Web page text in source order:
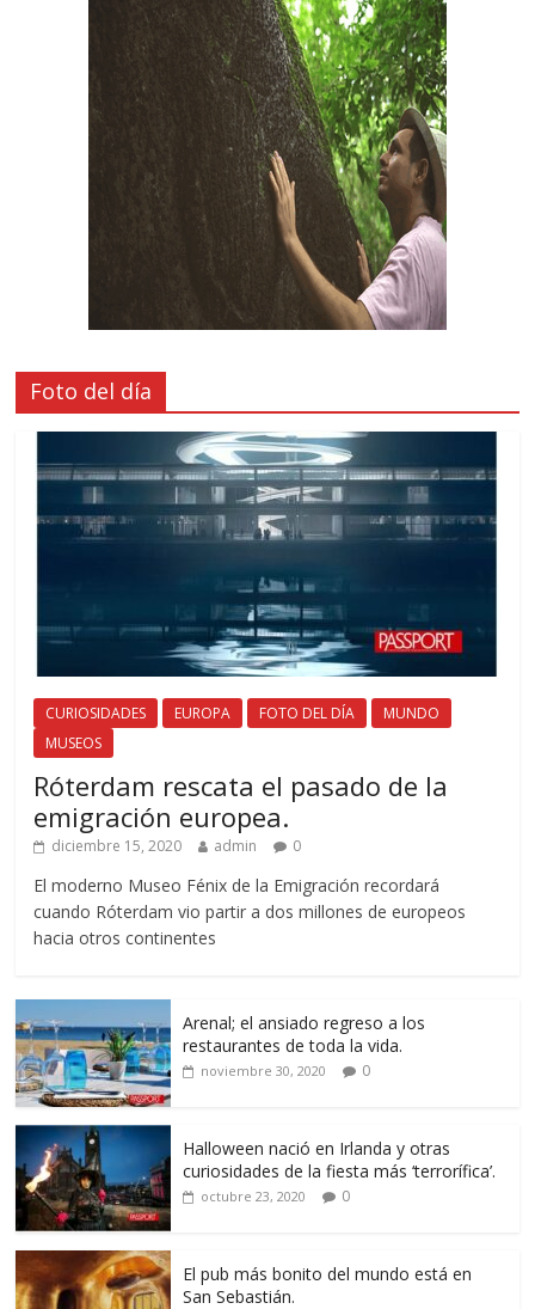
Foto del día
CURIOSIDADES EUROPA FOTO DEL DÍA
MUNDO
MUSEOS
Róterdam rescata el pasado de la
emigración europea.
diciembre 15, 2020 admin 0
El moderno Museo Fénix de la Emigración recordará
cuando Róterdam vio partir a dos millones de europeos
hacia otros continentes
Arenal; el ansiado regreso a los
restaurantes de toda la vida.
noviembre 30, 2020 0
Halloween nació en Irlanda y otras
curiosidades de la fiesta más ‘terrorífica’.
octubre 23, 2020 0
El pub más bonito del mundo está en
San Sebastián.